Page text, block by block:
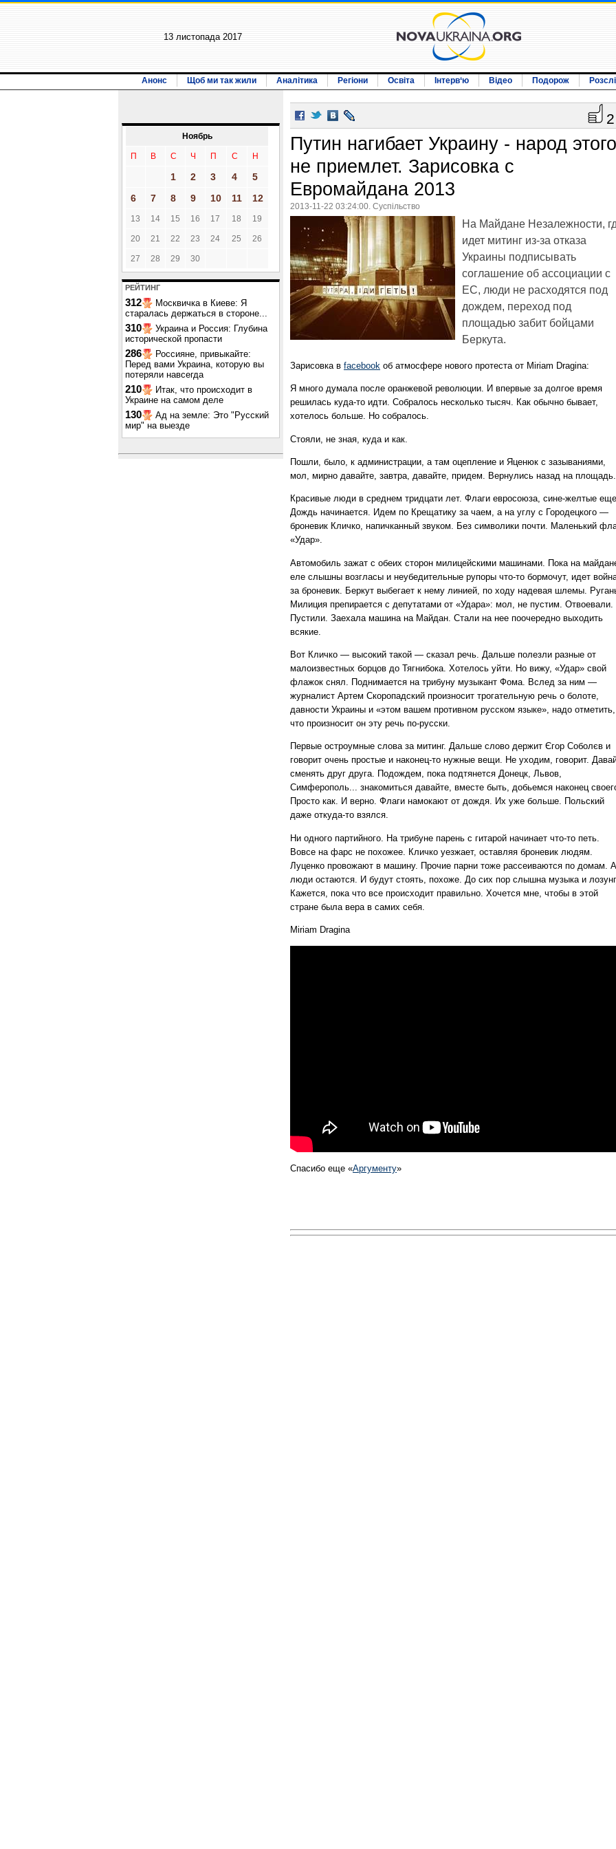
13 листопада 2017
Анонс Щоб ми так жили Аналітика Регіони Освіта Інтерв‘ю Відео Подорож
Ноябрь
П В С Ч П С Н
1 2 3 4
5
6
7 8 9 10 11 12
13 14 15 16 17 18 19
20 21 22 23 24 25 26
27 28 29 30
РЕЙТИНГ
312
Москвичка в Киеве: Я
старалась держаться в стороне...
310
Украина и Россия: Глубина
исторической пропасти
286
Россияне, привыкайте:
Перед вами Украина, которую вы
потеряли навсегда
210
Итак, что происходит в
Украине на самом деле
130
Ад на земле: Это "Русский
мир" на выезде
2
Путин нагибает Украину - народ этого
не приемлет. Зарисовка с
Евромайдана 2013
2013-11-22 03:24:00. Суспільство
На Майдане Незалежности,
идет митинг из-за отказа
Украины подписывать
соглашение об ассоциации с
ЕС, люди не расходятся под
дождем, переход под
площадью забит бойцами
Беркута.
Зарисовка в facebook об атмосфере нового протеста от Miriam Dragina:
Я много думала после оранжевой революции. И впервые за долгое время
решилась куда-то идти. Собралось несколько тысяч. Как обычно бывает,
хотелось больше. Но собралось.
Стояли, не зная, куда и как.
Пошли, было, к администрации, а там оцепление и Яценюк с зазываниями,
мол, мирно давайте, завтра, давайте, придем. Вернулись назад на площадь.
Красивые люди в среднем тридцати лет. Флаги евросоюза, сине-желтые
Дождь начинается. Идем по Крещатику за чаем, а на углу с Городецкого —
броневик Кличко, напичканный звуком. Без символики почти. Маленький
«Удар».
Автомобиль зажат с обеих сторон милицейскими машинами. Пока на
еле слышны возгласы и неубедительные рупоры что-то бормочут, идет
за броневик. Беркут выбегает к нему линией, по ходу надевая шлемы.
Милиция препирается с депутатами от «Удара»: мол, не пустим. Отвоевали.
Пустили. Заехала машина на Майдан. Стали на нее поочередно выходить
всякие.
Вот Кличко — высокий такой — сказал речь. Дальше полезли разные от
малоизвестных борцов до Тягнибока. Хотелось уйти. Но вижу, «Удар» свой
флажок снял. Поднимается на трибуну музыкант Фома. Вслед за ним —
журналист Артем Скоропадский произносит трогательную речь о болоте,
давности Украины и «этом вашем противном русском языке», надо отметить,
что произносит он эту речь по-русски.
Первые остроумные слова за митинг. Дальше слово держит Єгор Соболєв и
говорит очень простые и наконец-то нужные вещи. Не уходим, говорит.
сменять друг друга. Подождем, пока подтянется Донецк, Львов,
Симферополь... знакомиться давайте, вместе быть, добьемся наконец
Просто как. И верно. Флаги намокают от дождя. Их уже больше. Польский
даже откуда-то взялся.
Ни одного партийного. На трибуне парень с гитарой начинает что-то петь.
Вовсе на фарс не похожее. Кличко уезжает, оставляя броневик людям.
Луценко провожают в машину. Прочие парни тоже рассеиваются по домам. А
люди остаются. И будут стоять, похоже. До сих пор слышна музыка и
Кажется, пока что все происходит правильно. Хочется мне, чтобы в этой
стране была вера в самих себя.
Miriam Dragina
Спасибо еще «Аргументу»